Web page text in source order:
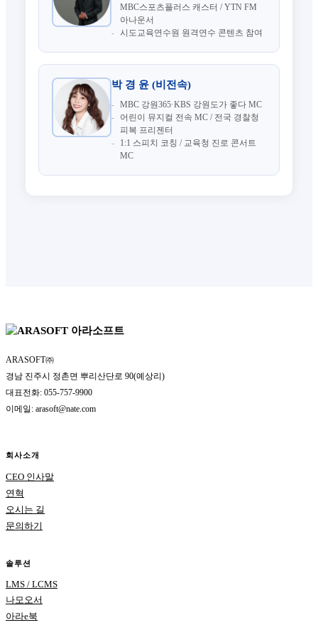
MBC스포츠플러스 캐스터 / YTN FM
아나운서
시도교육연수원 원격연수 콘텐츠 참여
박 경 윤 (비전속)
MBC 강원365·KBS 강원도가 좋다 MC
어린이 뮤지컬 전속 MC / 전국 경찰청
피복 프리젠터
1:1 스피치 코칭 / 교육청 진로 콘서트
MC
ARASOFT㈜
경남 진주시 정촌면 뿌리산단로 90(예상리)
대표전화: 055-757-9900
이메일: arasoft@nate.com
회사소개
CEO 인사말
연혁
오시는 길
문의하기
솔루션
LMS / LCMS
나모오서
아라e북